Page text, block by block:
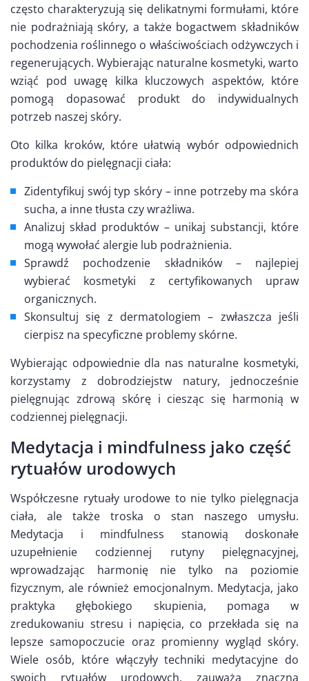
często charakteryzują się delikatnymi formułami, które
nie podrażniają skóry, a także bogactwem składników
pochodzenia roślinnego o właściwościach odżywczych i
regenerujących. Wybierając naturalne kosmetyki, warto
wziąć pod uwagę kilka kluczowych aspektów, które
pomogą dopasować produkt do indywidualnych
potrzeb naszej skóry.
Oto kilka kroków, które ułatwią wybór odpowiednich
produktów do pielęgnacji ciała:
Zidentyfikuj swój typ skóry – inne potrzeby ma skóra
sucha, a inne tłusta czy wrażliwa.
Analizuj skład produktów – unikaj substancji, które
mogą wywołać alergie lub podrażnienia.
Sprawdź pochodzenie składników – najlepiej
wybierać kosmetyki z certyfikowanych upraw
organicznych.
Skonsultuj się z dermatologiem – zwłaszcza jeśli
cierpisz na specyficzne problemy skórne.
Wybierając odpowiednie dla nas naturalne kosmetyki,
korzystamy z dobrodziejstw natury, jednocześnie
pielęgnując zdrową skórę i ciesząc się harmonią w
codziennej pielęgnacji.
Medytacja i mindfulness jako część
rytuałów urodowych
Współczesne rytuały urodowe to nie tylko pielęgnacja
ciała, ale także troska o stan naszego umysłu.
Medytacja i mindfulness stanowią doskonałe
uzupełnienie codziennej rutyny pielęgnacyjnej,
wprowadzając harmonię nie tylko na poziomie
fizycznym, ale również emocjonalnym. Medytacja, jako
praktyka głębokiego skupienia, pomaga w
zredukowaniu stresu i napięcia, co przekłada się na
lepsze samopoczucie oraz promienny wygląd skóry.
Wiele osób, które włączyły techniki medytacyjne do
swoich rytuałów urodowych, zauważa znaczną